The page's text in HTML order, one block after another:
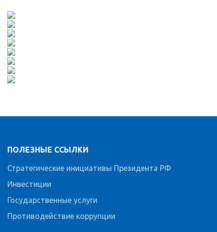
ПОЛЕЗНЫЕ ССЫЛКИ
Стратегические инициативы Президента РФ
Инвестиции
Государственные услуги
Противодействие коррупции